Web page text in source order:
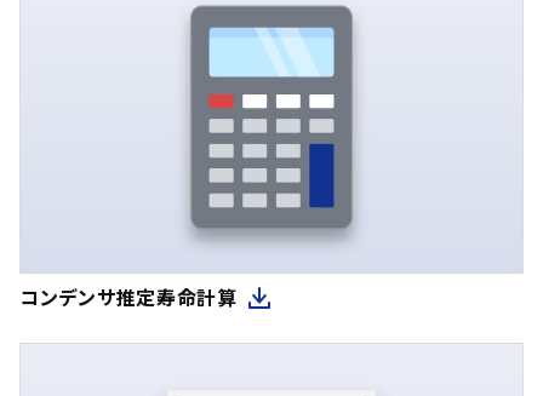
コンデンサ推定寿命計算